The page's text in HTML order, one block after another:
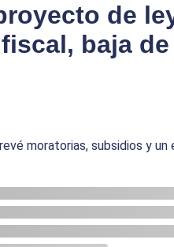
de
baja
moratorias, subsidios y